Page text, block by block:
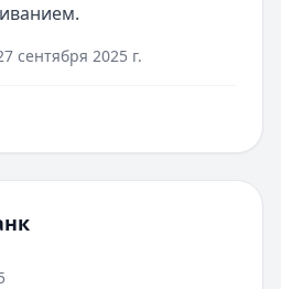
сентября 2025 г.